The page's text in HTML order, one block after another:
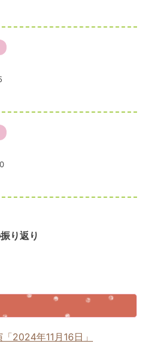
り返り
2024年11月16日」